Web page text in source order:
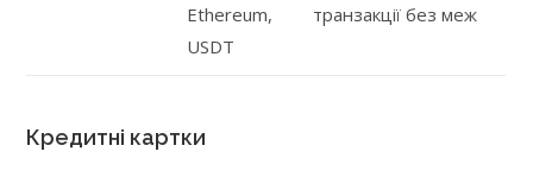
Ethereum,
USDT
транзакції без меж
Кредитні картки